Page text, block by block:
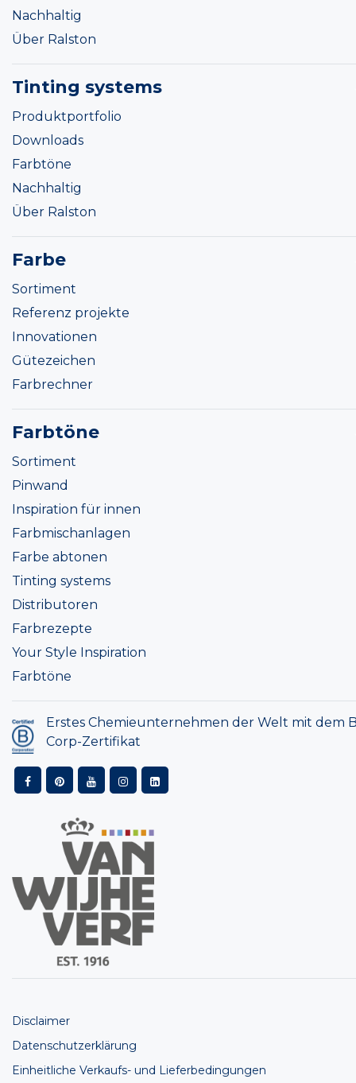
Nachhaltig
Über Ralston
Tinting systems
Produktportfolio
Downloads
Farbtöne
Nachhaltig
Über Ralston
Farbe
Sortiment
Referenz projekte
Innovationen
Gütezeichen
Farbrechner
Farbtöne
Sortiment
Pinwand
Inspiration für innen
Farbmischanlagen
Farbe abtonen
Tinting systems
Distributoren
Farbrezepte
Your Style Inspiration
Farbtöne
Erstes Chemieunternehmen der Welt mit dem
Corp-Zertifikat
Disclaimer
Datenschutzerklärung
Einheitliche Verkaufs- und Lieferbedingungen